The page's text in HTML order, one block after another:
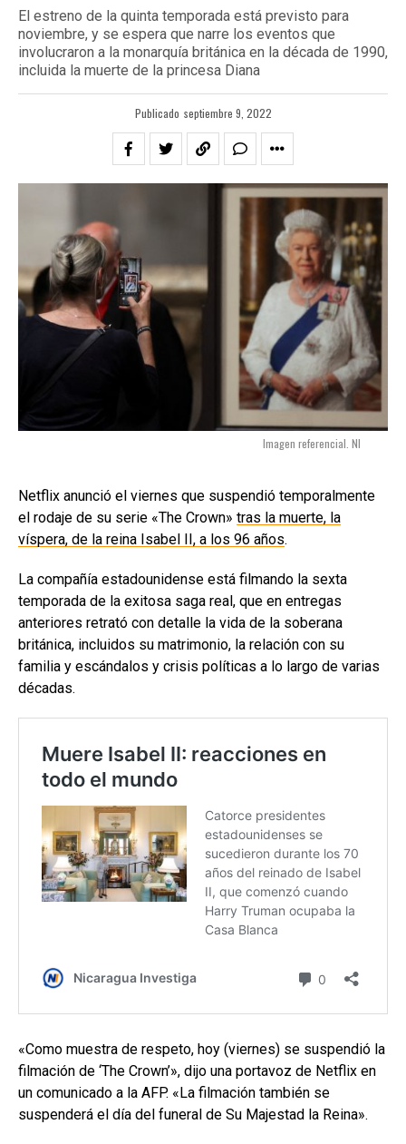
El estreno de la quinta temporada está previsto para
noviembre, y se espera que narre los eventos que
involucraron a la monarquía británica en la década de 1990,
incluida la muerte de la princesa Diana
Publicado septiembre 9, 2022
Imagen referencial. NI
Netflix anunció el viernes que suspendió temporalmente
el rodaje de su serie «The Crown» tras la muerte, la
víspera, de la reina Isabel II, a los 96 años.
La compañía estadounidense está filmando la sexta
temporada de la exitosa saga real, que en entregas
anteriores retrató con detalle la vida de la soberana
británica, incluidos su matrimonio, la relación con su
familia y escándalos y crisis políticas a lo largo de varias
décadas.
«Como muestra de respeto, hoy (viernes) se suspendió la
filmación de ‘The Crown’», dijo una portavoz de Netflix en
un comunicado a la AFP. «La filmación también se
suspenderá el día del funeral de Su Majestad la Reina».